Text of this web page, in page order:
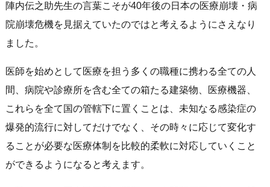
陣内伝之助先生の言葉こそが40年後の日本の医療崩壊・病
院崩壊危機を見据えていたのではと考えるようにさえなり
ました。
医師を始めとして医療を担う多くの職種に携わる全ての人
間、病院や診療所を含む全ての箱たる建築物、医療機器、
これらを全て国の管轄下に置くことは、未知なる感染症の
爆発的流行に対してだけでなく、その時々に応じて変化す
ることが必要な医療体制を比較的柔軟に対応していくこと
ができるようになると考えます。